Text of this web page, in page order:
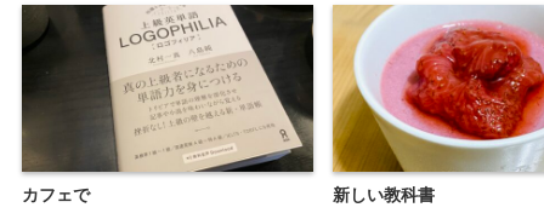
カフェで 新しい教科書